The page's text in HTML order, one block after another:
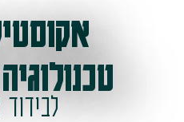
לבידוד